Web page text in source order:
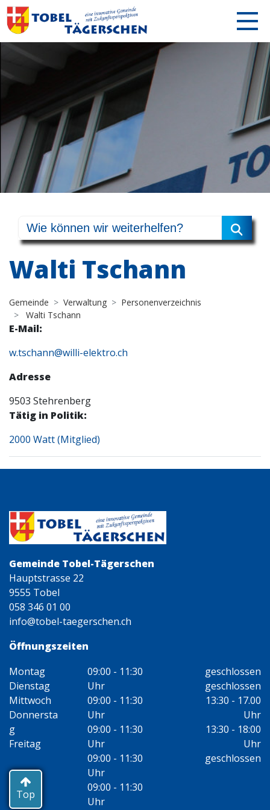
Walti Tschann
Gemeinde Verwaltung
Personenverzeichnis
Walti Tschann
E-Mail:
w.tschann@willi-elektro.ch
Adresse
9503 Stehrenberg
Tätig in Politik:
2000 Watt (Mitglied)
Öffnungszeiten
Gemeinde Tobel-Tägerschen
Hauptstrasse 22
9555 Tobel
058 346 01 00
info@tobel-taegerschen.ch
Montag
Dienstag
Mittwoch
Donnersta
g
Freitag
09:00 - 11:30
Uhr
09:00 - 11:30
Uhr
09:00 - 11:30
Uhr
09:00 - 11:30
Uhr
09:00 - 11:30
Uhr
geschlossen
geschlossen
13:30 - 17.00
Uhr
13:30 - 18:00
Uhr
geschlossen
Top